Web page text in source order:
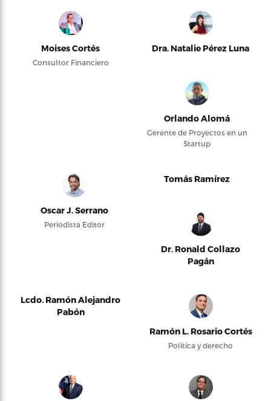
Moises Cortés
Consultor Financiero
Dra. Natalie Pérez Luna
Orlando Alomá
Gerente de Proyectos en un
Startup
Oscar J. Serrano
Periodista Editor
Tomás Ramírez
Dr. Ronald Collazo
Pagán
Lcdo. Ramón Alejandro
Pabón
Ramón L. Rosario Cortés
Política y derecho